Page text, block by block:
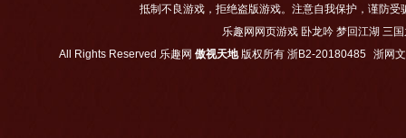
抵制不良游戏，拒绝盗版游戏。注意自我保护，谨防
乐趣网网页游戏 卧龙吟 梦回江湖 三
All Rights Reserved 乐趣网 傲视天地版权所有 浙B2-20180485 浙网